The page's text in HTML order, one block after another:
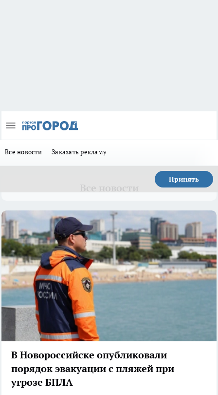
Все новости Заказать рекламу
Принять
В Новороссийске опубликовали
порядок эвакуации с пляжей при
угрозе БПЛА